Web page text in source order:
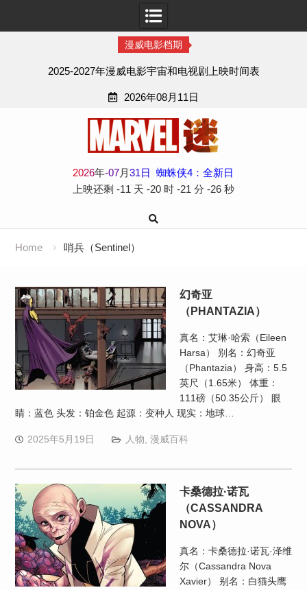
漫威电影档期
2025-2027年漫威电影宇宙和电视剧上映时间表
2026年08月11日
2026年-07月31日
蜘蛛侠4：全新日
上映还剩 -11 天 -20 时 -21 分 -27 秒
Home 哨兵（Sentinel）
幻奇亚
（PHANTAZIA）
真名：艾琳·哈索（Eileen
Harsa） 别名：幻奇亚
（Phantazia） 身高：5.5
英尺（1.65米） 体重：
111磅（50.35公斤） 眼
睛：蓝色 头发：铂金色 起源：变种人 现实：地球…
2025年5月19日 人物 漫威百科
卡桑德拉·诺瓦
（CASSANDRA
NOVA）
真名：卡桑德拉·诺瓦·泽维
尔（Cassandra Nova
Xavier） 别名：白猫头鹰